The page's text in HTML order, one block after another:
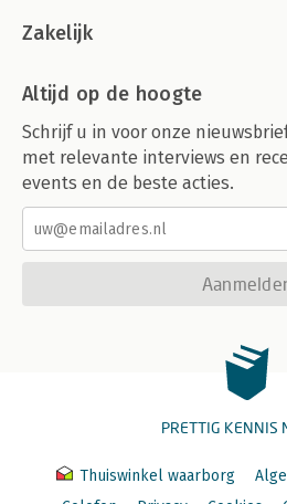
Zakelijk
Altijd op de hoogte
Schrijf u in voor onze
met relevante interviews en
events en de beste acties.
PRETTIG KENNIS
Thuiswinkel waarborg